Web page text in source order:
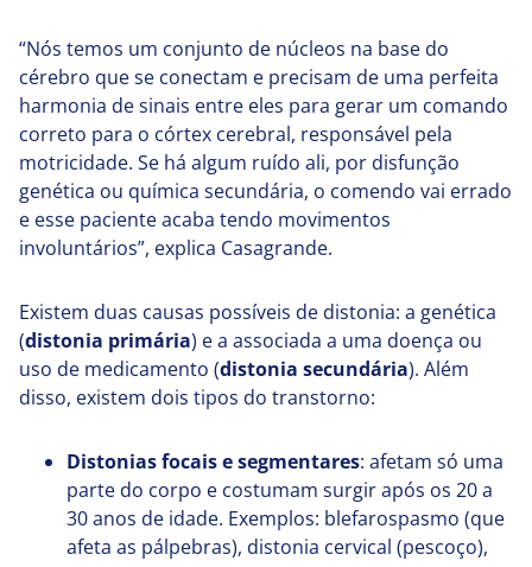
“Nós temos um conjunto de núcleos na base do
cérebro que se conectam e precisam de uma perfeita
harmonia de sinais entre eles para gerar um comando
correto para o córtex cerebral, responsável pela
motricidade. Se há algum ruído ali, por disfunção
genética ou química secundária, o comendo vai errado
e esse paciente acaba tendo movimentos
involuntários”, explica Casagrande.
Existem duas causas possíveis de distonia: a genética
(distonia primária) e a associada a uma doença ou
uso de medicamento (distonia secundária). Além
disso, existem dois tipos do transtorno:
Distonias focais e segmentares: afetam só uma
parte do corpo e costumam surgir após os 20 a
30 anos de idade. Exemplos: blefarospasmo (que
afeta as pálpebras), distonia cervical (pescoço),